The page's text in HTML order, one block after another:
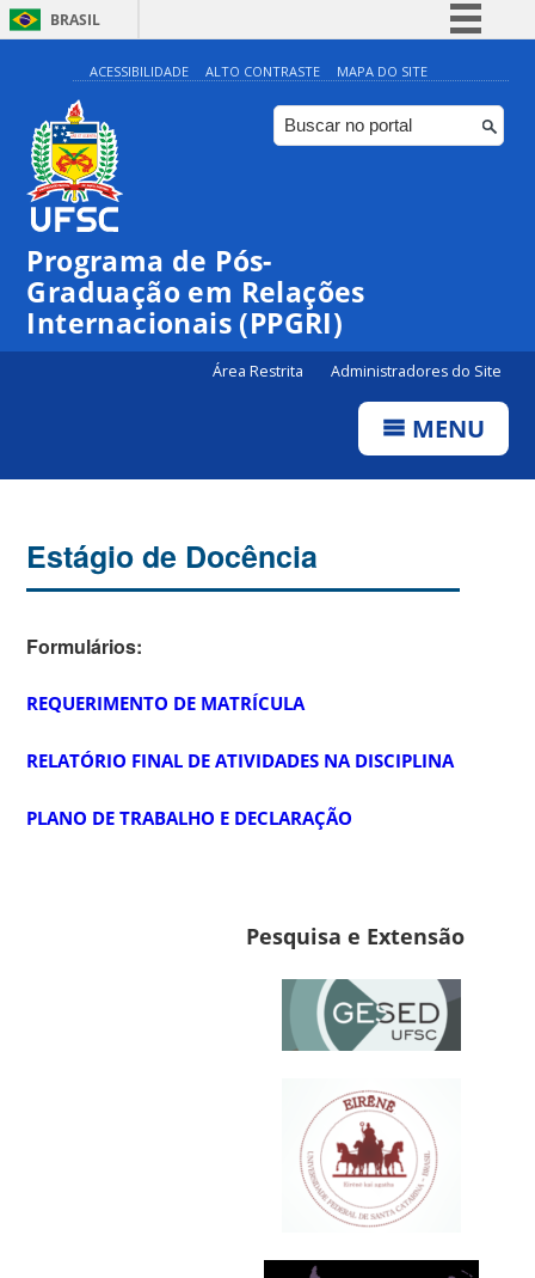
BRASIL
Simplifique!
Comunica BR
Participe
ACESSIBILIDADE ALTO CONTRASTE MAPA DO SITE
Programa de Pós-
Graduação em Relações
Internacionais (PPGRI)
Área Restrita Administradores do Site
MENU
Estágio de Docência
Formulários:
REQUERIMENTO DE MATRÍCULA
RELATÓRIO FINAL DE ATIVIDADES NA DISCIPLINA
PLANO DE TRABALHO E DECLARAÇÃO
Pesquisa e Extensão